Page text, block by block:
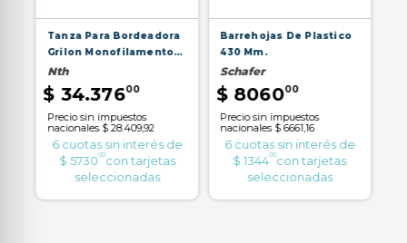
Tanza Para Bordeadora
Grilon Monofilamento
Cuadrada
Nth
$ 34.37600
Precio sin impuestos
nacionales $ 28.409,92
6cuotas sin interés de
$ 573000con tarjetas
seleccionadas
Barrehojas De Plastico
430 Mm.
Schafer
$ 806000
Precio sin impuestos
nacionales $ 6661,16
6cuotas sin interés de
$ 134400 con tarjetas
seleccionadas